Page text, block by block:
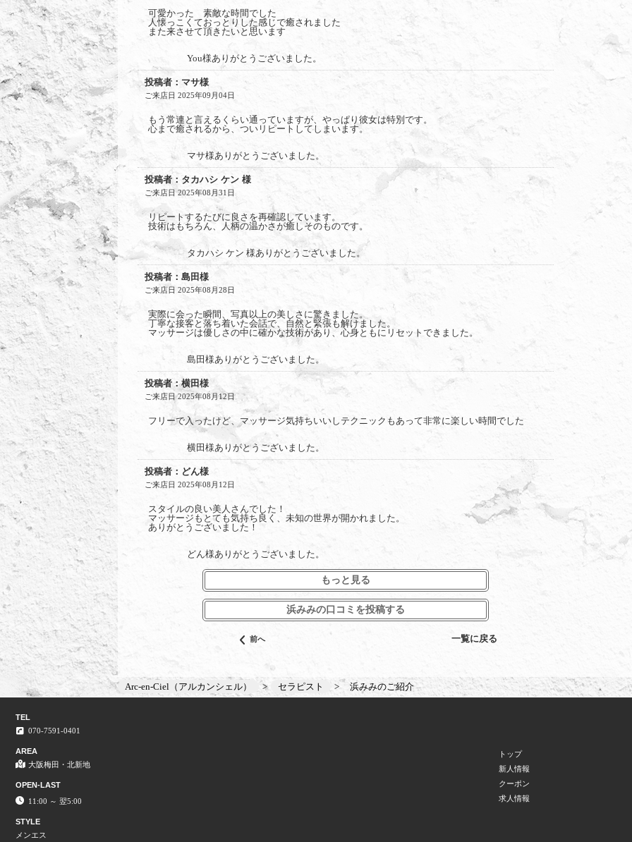
可愛かった 素敵な時間でした
人懐っこくておっとりした感じで癒されました
また来させて頂きたいと思います
You様ありがとうございました。
投稿者：マサ様
ご来店日 2025年09月04日
もう常連と言えるくらい通っていますが、やっぱり彼女は特別です。
心まで癒されるから、ついリピートしてしまいます。
マサ様ありがとうございました。
投稿者：タカハシ ケン 様
ご来店日 2025年08月31日
リピートするたびに良さを再確認しています。
技術はもちろん、人柄の温かさが癒しそのものです。
タカハシ ケン 様ありがとうございました。
投稿者：島田様
ご来店日 2025年08月28日
実際に会った瞬間、写真以上の美しさに驚きました。
丁寧な接客と落ち着いた会話で、自然と緊張も解けました。
マッサージは優しさの中に確かな技術があり、心身ともにリセットできました。
島田様ありがとうございました。
投稿者：横田様
ご来店日 2025年08月12日
フリーで入ったけど、マッサージ気持ちいいしテクニックもあって非常に楽しい時間でした
横田様ありがとうございました。
投稿者：どん様
ご来店日 2025年08月12日
スタイルの良い美人さんでした！
マッサージもとても気持ち良く、未知の世界が開かれました。
ありがとうございました！
どん様ありがとうございました。
もっと見る
浜みみの口コミを投稿する
前へ 一覧に戻る
Arc-en-Ciel（アルカンシェル） セラピスト 浜みみのご紹介
TEL
070-7591-0401
AREA
大阪梅田・北新地
OPEN-LAST
11:00 ～ 翌5:00
STYLE
メンエス
トップ
新人情報
クーポン
求人情報